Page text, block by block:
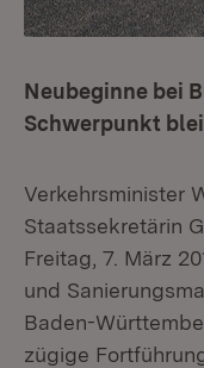
Neubeginne bei
Schwerpunkt
Verkehrsminister
Staatssekretärin
Freitag, 7. März
und
Baden-
zügige